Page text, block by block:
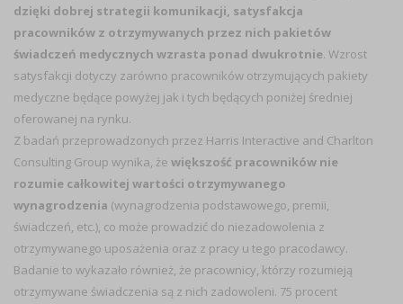
dzięki dobrej strategii komunikacji, satysfakcja
pracowników z otrzymywanych przez nich pakietów
świadczeń medycznych wzrasta ponad dwukrotnie. Wzrost
satysfakcji dotyczy zarówno pracowników otrzymujących pakiety
medyczne będące powyżej jak i tych będących poniżej średniej
oferowanej na rynku.
Z badań przeprowadzonych przez Harris Interactive and Charlton
Consulting Group wynika, że większość pracowników nie
rozumie całkowitej wartości otrzymywanego
wynagrodzenia (wynagrodzenia podstawowego, premii,
świadczeń, etc.), co może prowadzić do niezadowolenia z
otrzymywanego uposażenia oraz z pracy u tego pracodawcy.
Badanie to wykazało również, że pracownicy, którzy rozumieją
otrzymywane świadczenia są z nich zadowoleni. 75 procent